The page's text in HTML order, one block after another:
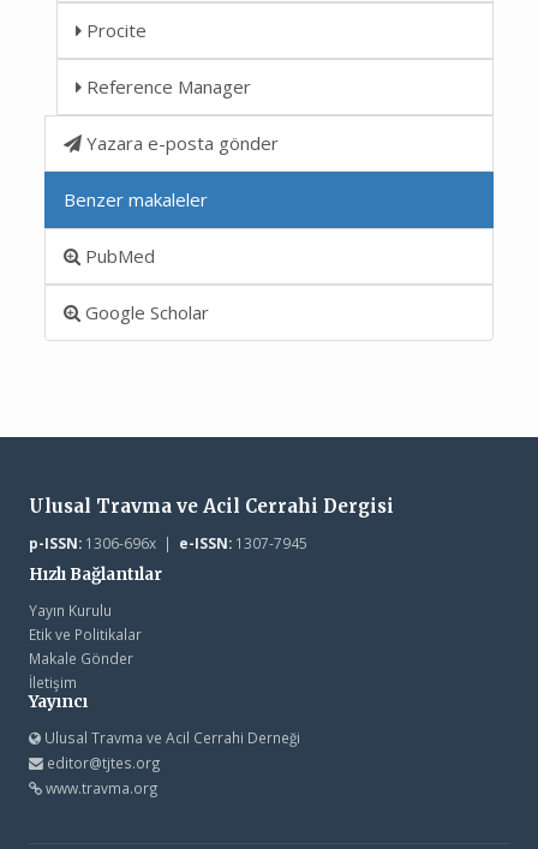
Procite
Reference Manager
Yazara e-posta gönder
Benzer makaleler
PubMed
Google Scholar
Ulusal Travma ve Acil Cerrahi Dergisi
p-ISSN:1306-696x | e-ISSN:1307-7945
Hızlı Bağlantılar
Yayın Kurulu
Etik ve Politikalar
Makale Gönder
İletişim
Yayıncı
Ulusal Travma ve Acil Cerrahi Derneği
editor@tjtes.org
www.travma.org